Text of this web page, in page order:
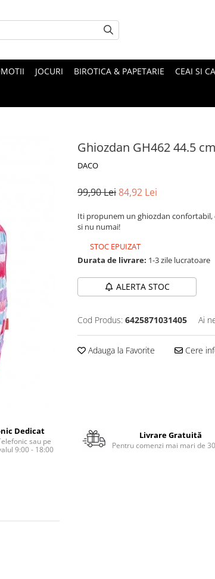
JOCURI BIROTICA & PAPETARIE CEAI SI
Ghiozdan GH462 44.5 cm
DACO
99,90 Lei84,92 Lei
Iti propunem un ghiozdan confortabil,
si nu numai!
STOC EPUIZAT
Durata de livrare: 1-3 zile lucratoare
ALERTA STOC
Cod Produs: 6425871031405 Ai
Adauga la Favorite Cere
Dedicat
sau pe
9:00 - 18:00
Livrare Gratuită
Pentru comenzi mai mari de